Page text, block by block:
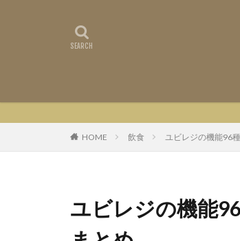
HOME 飲食 ユビレジの機能96
ユビレジの機能